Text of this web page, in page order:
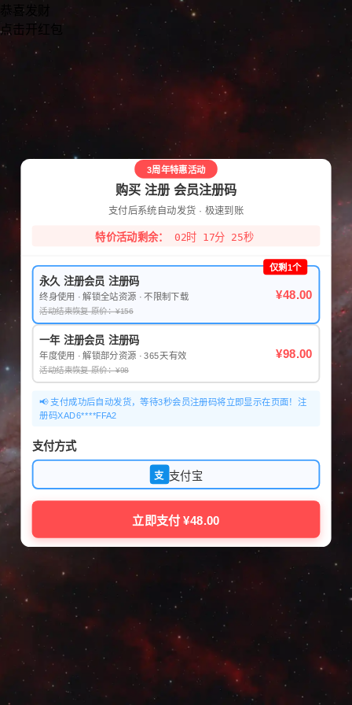
恭喜发财
点击开红包
3周年特惠活动
购买 注册 会员注册码
支付后系统自动发货 · 极速到账
特价活动剩余： 02时 17分 25秒
仅剩1个
永久 注册会员 注册码
终身使用 · 解锁全站资源 · 不限制下载
活动结束恢复 原价：¥156
¥48.00
一年 注册会员 注册码
年度使用 · 解锁部分资源 · 365天有效
活动结束恢复 原价：¥98
¥98.00
📢 支付成功后自动发货，等待3秒会员注册码将立即显示在页面！注
册码XAD6****FFA2
支付方式
支 支付宝
立即支付 ¥48.00